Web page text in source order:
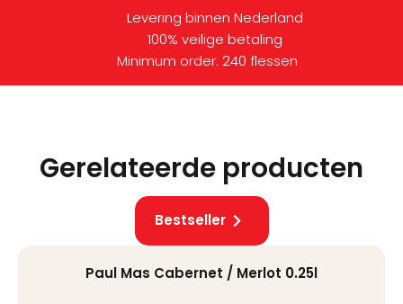
Levering binnen Nederland
100% veilige betaling
Minimum order: 240 flessen
Gerelateerde producten
Bestseller
Paul Mas Cabernet / Merlot 0.25l